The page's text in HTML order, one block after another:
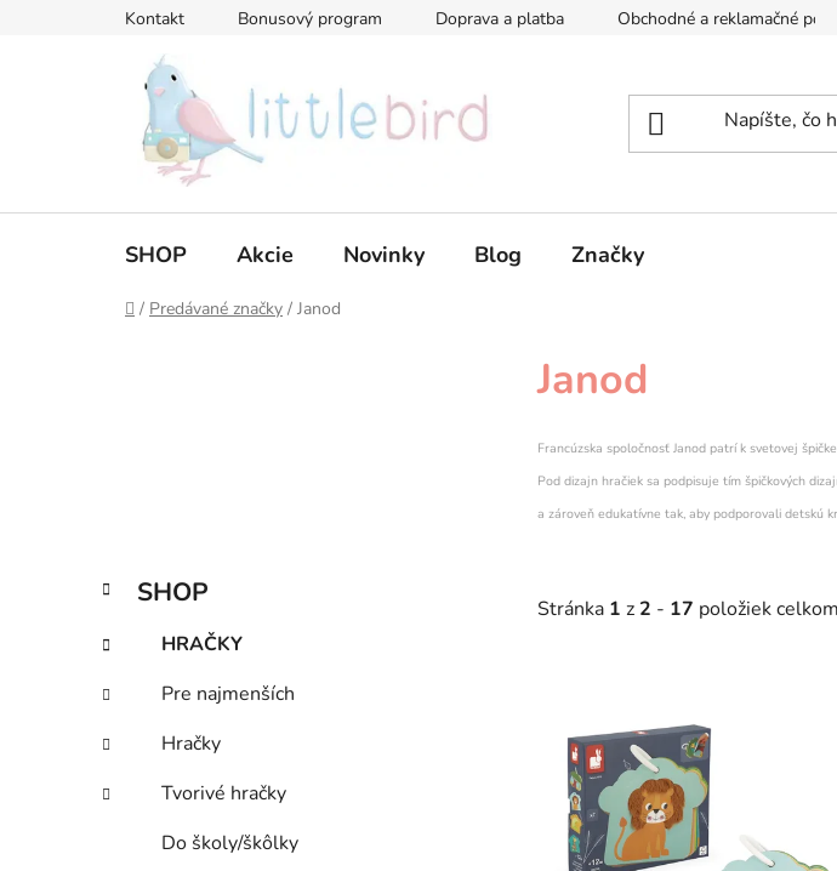
Kontakt Bonusový program Doprava a platba Obchodné a reklamačné
SHOP Akcie Novinky Blog Značky
Domov
/ Predávané značky / Janod
e
l
Preskočiť
kategórie
K
a
e
g
ó
r
e
SHOP
HRAČKY
Pre najmenších
Hračky
Tvorivé hračky
Do školy/škôlky
Janod
Francúzska spoločnosť Janod patrí k svetovej
Pod dizajn hračiek sa podpisuje tím špičkových
a zároveň edukatívne tak, aby podporovali detskú
Stránka 1 z 2 - 17 položiek celkom